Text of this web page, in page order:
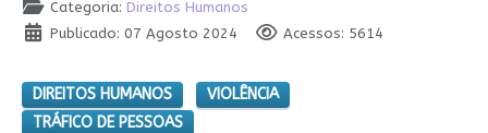
Categoria: Direitos Humanos
Publicado: 07 Agosto 2024
Acessos: 5614
DIREITOS HUMANOS
VIOLÊNCIA
TRÁFICO DE PESSOAS